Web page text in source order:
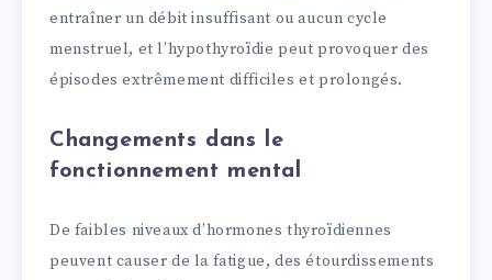
entraîner un débit insuffisant ou aucun cycle
menstruel, et l’hypothyroïdie peut provoquer des
épisodes extrêmement difficiles et prolongés.
Changements dans le
fonctionnement mental
De faibles niveaux d’hormones thyroïdiennes
peuvent causer de la fatigue, des étourdissements